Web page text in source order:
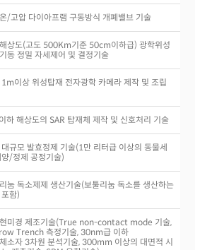
/고압 다이아프램 구동방식 개폐밸브 기술
상도(고도 500Km기준 50cm이하급) 광학위성
동 정밀 자세제어 및 결정기술
이상 위성탑재 전자광학 카메라 제작 및 조립
하 해상도의 SAR 탑재체 제작 및 신호처리 기술
규모 발효정제 기술(1만 리터급 이상의 동물세
/정제 공정기술)
눔 독소제제 생산기술(보툴리눔 독소를 생산하는
함)
미경 제조기술(True non-contact mode 기술,
Trench 측정기술, 30nm급 이하
소자 3차원 분석기술, 300mm 이상의 대면적 시